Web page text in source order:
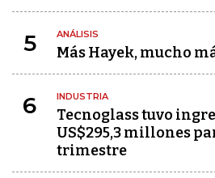
5 ANÁLISIS
Más Hayek, mucho
6 INDUSTRIA
Tecnoglass tuvo
US$295,3 millones
trimestre